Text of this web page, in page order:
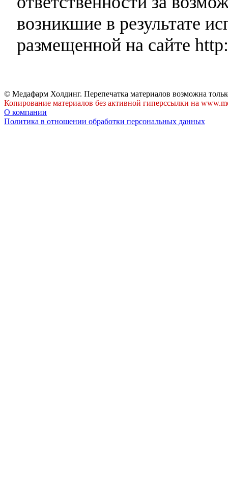
возникшие в результате
размещенной на сайте
© Медафарм Холдинг. Перепечатка материалов возможна
Копирование материалов без активной гиперссылки на
О компании
Политика в отношении обработки персональных данных